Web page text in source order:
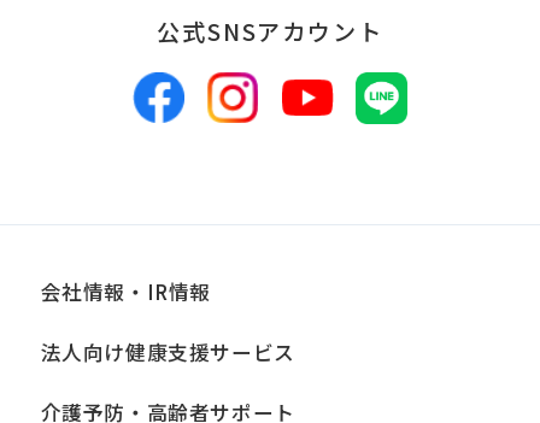
公式SNSアカウント
会社情報・IR情報
法人向け健康支援サービス
介護予防・高齢者サポート